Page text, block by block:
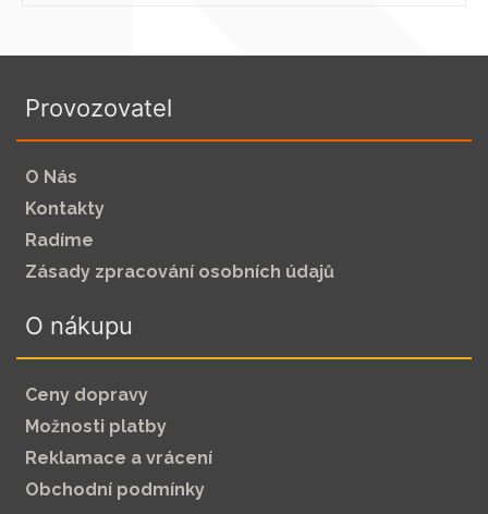
Provozovatel
O Nás
Kontakty
Radíme
Zásady zpracování osobních údajů
O nákupu
Ceny dopravy
Možnosti platby
Reklamace a vrácení
Obchodní podmínky